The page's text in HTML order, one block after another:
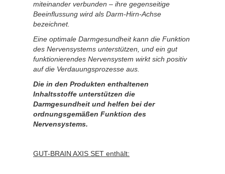
miteinander verbunden – ihre gegenseitige
Beeinflussung wird als Darm-Hirn-Achse
bezeichnet.
Eine optimale Darmgesundheit kann die Funktion
des Nervensystems unterstützen, und ein gut
funktionierendes Nervensystem wirkt sich positiv
auf die Verdauungsprozesse aus.
Die in den Produkten enthaltenen
Inhaltsstoffe unterstützen die
Darmgesundheit und helfen bei der
ordnungsgemäßen Funktion des
Nervensystems.
GUT-BRAIN AXIS SET enthält: